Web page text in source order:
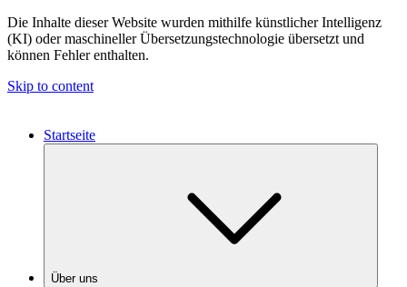
Die Inhalte dieser Website wurden mithilfe künstlicher Intelligenz
(KI) oder maschineller Übersetzungstechnologie übersetzt und
können Fehler enthalten.
Skip to content
Startseite
Über uns